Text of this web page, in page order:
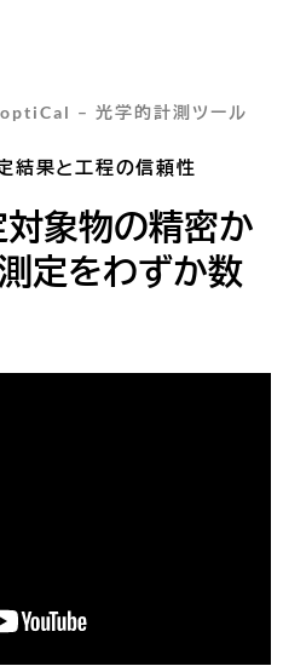
– 光学的計測ツール
結果と工程の信頼性
象物の精密か
定をわずか数